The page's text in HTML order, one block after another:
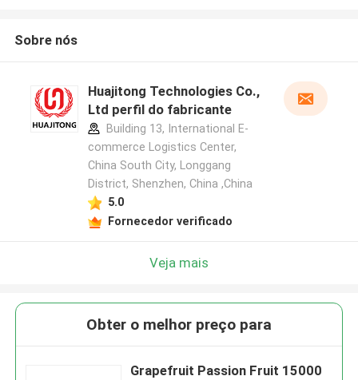
Sobre nós
Huajitong Technologies Co.,
Ltd perfil do fabricante
Building 13, International E-
commerce Logistics Center,
China South City, Longgang
District, Shenzhen, China ,China
5.0
Fornecedor verificado
Veja mais
Obter o melhor preço para
Grapefruit Passion Fruit 15000